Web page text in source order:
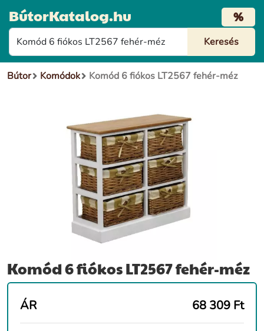
BútorKatalog.hu %
Bútor Komódok Komód 6 fiókos LT2567 fehér-méz
Komód 6 fiókos LT2567 fehér-méz
ÁR 68 309 Ft